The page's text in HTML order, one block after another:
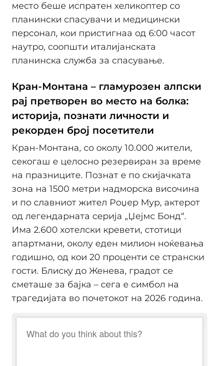
место беше испратен хеликоптер со
планински спасувачи и медицински
персонал, кои пристигнаа од 6:00 часот
наутро, соопшти италијанската
планинска служба за спасување.
Кран-Монтана – гламурозен алпски
рај претворен во место на болка:
историја, познати личности и
рекорден број посетители
Кран-Монтана, со околу 10.000 жители,
секогаш е целосно резервиран за време
на празниците. Познат е по скијачката
зона на 1500 метри надморска височина
и по славниот жител Роџер Мур, актерот
од легендарната серија „Џејмс Бонд“.
Има 2.600 хотелски кревети, стотици
апартмани, околу еден милион ноќевања
годишно, од кои 20 проценти се странски
гости. Блиску до Женева, градот се
сметаше за бајка – сега е симбол на
трагедијата во почетокот на 2026 година.